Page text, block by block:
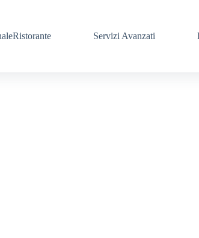
Servizi Avanzati